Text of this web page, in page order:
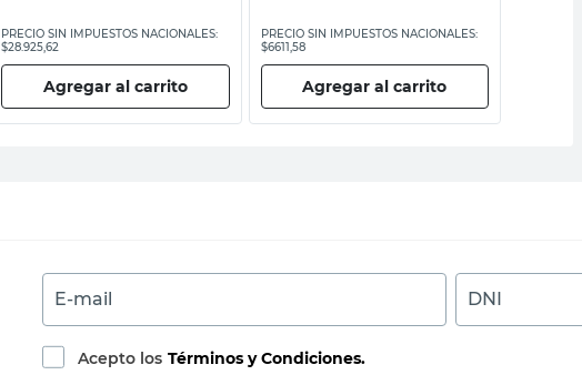
PRECIO SIN IMPUESTOS NACIONALES:
$28.925,62
Agregar al carrito
PRECIO SIN IMPUESTOS NACIONALES:
$6611,58
Agregar al carrito
E-mail DNI
Acepto los Términos y Condiciones.